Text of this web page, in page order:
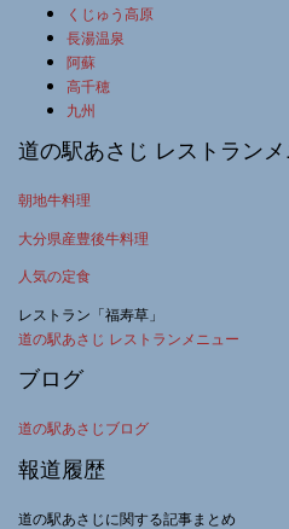
くじゅう高原
長湯温泉
阿蘇
高千穂
九州
道の駅あさじ レストラン
朝地牛料理
大分県産豊後牛料理
人気の定食
レストラン「福寿草」
道の駅あさじ レストランメニュー
ブログ
道の駅あさじブログ
報道履歴
道の駅あさじに関する記事まとめ